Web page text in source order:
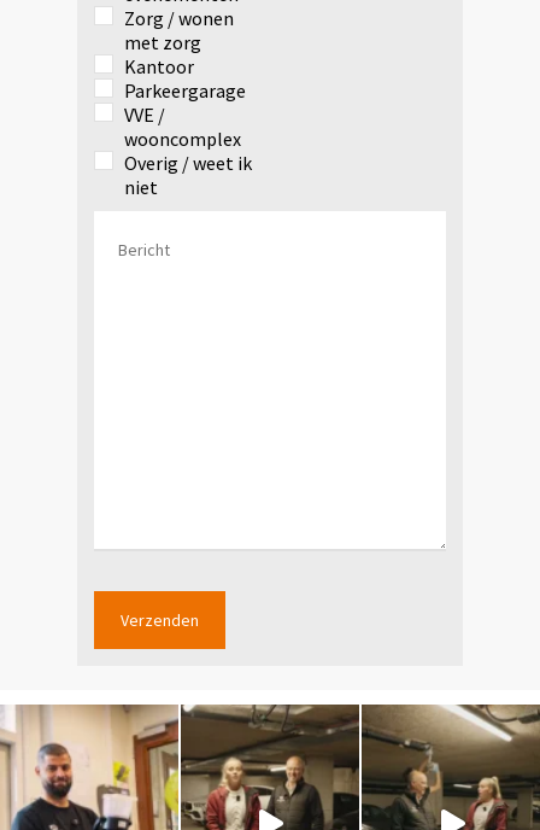
Zorg / wonen
met zorg
Kantoor
Parkeergarage
VVE /
wooncomplex
Overig / weet ik
niet